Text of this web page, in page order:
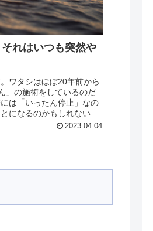
れはいつも突然や
ワタシはほぼ20年前から
」の施術をしているのだ
は「いったん停止」なの
になるのかもしれない。
2023.04.04